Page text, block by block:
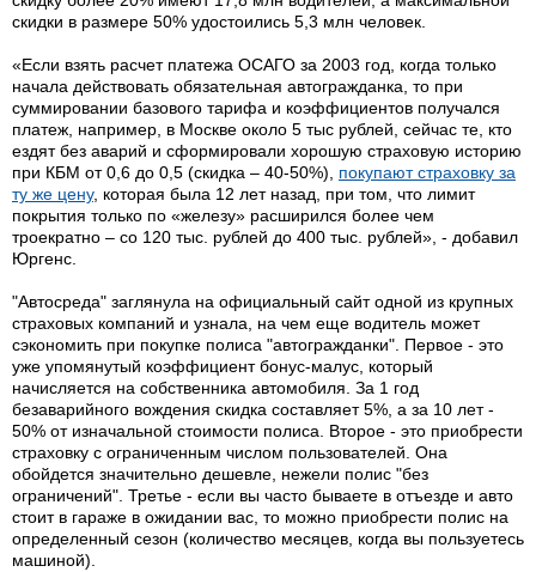
скидки в размере 50% удостоились 5,3 млн человек.
«Если взять расчет платежа ОСАГО за 2003 год, когда только
начала действовать обязательная автогражданка, то при
суммировании базового тарифа и коэффициентов получался
платеж, например, в Москве около 5 тыс рублей, сейчас те, кто
ездят без аварий и сформировали хорошую страховую историю
при КБМ от 0,6 до 0,5 (скидка – 40-50%), покупают страховку за
ту же цену, которая была 12 лет назад, при том, что лимит
покрытия только по «железу» расширился более чем
троекратно – со 120 тыс. рублей до 400 тыс. рублей», - добавил
Юргенс.
"Автосреда" заглянула на официальный сайт одной из крупных
страховых компаний и узнала, на чем еще водитель может
сэкономить при покупке полиса "автогражданки". Первое - это
уже упомянутый коэффициент бонус-малус, который
начисляется на собственника автомобиля. За 1 год
безаварийного вождения скидка составляет 5%, а за 10 лет -
50% от изначальной стоимости полиса. Второе - это приобрести
страховку с ограниченным числом пользователей. Она
обойдется значительно дешевле, нежели полис "без
ограничений". Третье - если вы часто бываете в отъезде и авто
стоит в гараже в ожидании вас, то можно приобрести полис на
определенный сезон (количество месяцев, когда вы пользуетесь
машиной).